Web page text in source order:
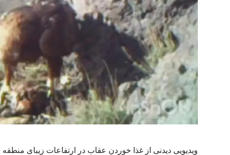
ویدیویی دیدنی از غذا خوردن عقاب در ارتفاعات زیبای